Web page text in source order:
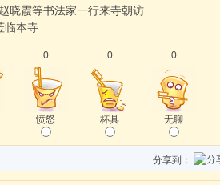
晓霞等书法家一行来寺朝访
临本寺
0
愤怒
0
杯具
0
无聊
分享到：